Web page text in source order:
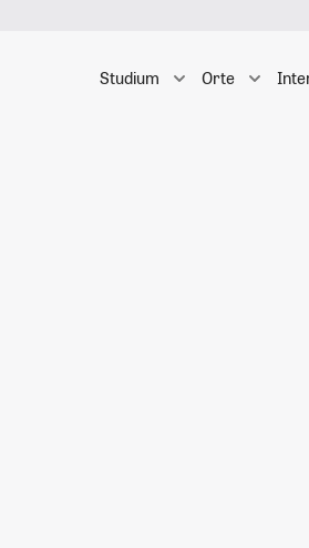
Studium Orte